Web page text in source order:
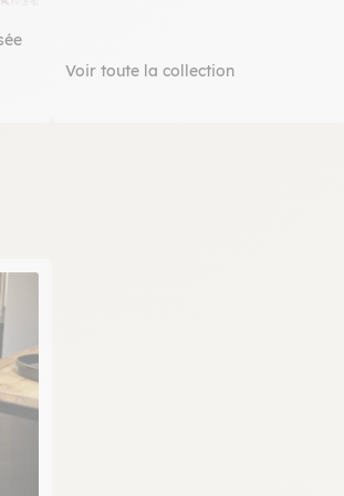
Voir toute la collection